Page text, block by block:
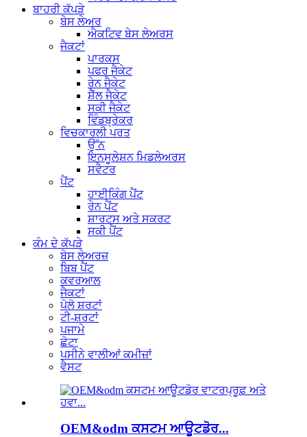
ਬਾਹਰੀ ਕੱਪੜੇ
ਬੇਸ ਲੇਅਰ
ਐਕਟਿਵ ਬੇਸ ਲੇਅਰਸ
ਜੈਕਟਾਂ
ਪਾਰਕਸ
ਪਫਰ ਜੈਕੇਟ
ਰੇਨ ਜੈਕੇਟ
ਸ਼ੈੱਲ ਜੈਕੇਟ
ਸਕੀ ਜੈਕੇਟ
ਵਿੰਡਬ੍ਰੇਕਰ
ਵਿਚਕਾਰਲੀ ਪਰਤ
ਉੱਨ
ਇਨਸੂਲੇਸ਼ਨ ਮਿਡਲੇਅਰਸ
ਸਵੈਟਰ
ਪੈਂਟ
ਹਾਈਕਿੰਗ ਪੈਂਟ
ਰੇਨ ਪੈਂਟ
ਸ਼ਾਰਟਸ ਅਤੇ ਸਕਰਟ
ਸਕੀ ਪੈਂਟ
ਕੰਮ ਦੇ ਕੱਪੜੇ
ਬੇਸ ਲੇਅਰਜ਼
ਬਿਬ ਪੈਂਟ
ਕਵਰਆਲ
ਜੈਕਟਾਂ
ਪੋਲੋ ਸ਼ਰਟਾਂ
ਟੀ-ਸ਼ਰਟਾਂ
ਪਜਾਮੇ
ਛੋਟਾ
ਪਸੀਨੇ ਵਾਲੀਆਂ ਕਮੀਜ਼ਾਂ
ਵੈਸਟ
OEM&odm ਕਸਟਮ ਆਊਟਡੋਰ...